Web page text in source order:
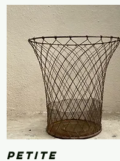
Aperçu rapide
Petite